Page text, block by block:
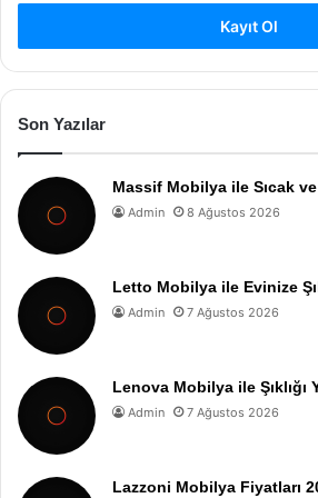
Kayıt Ol
Son Yazılar
Massif Mobilya ile Sıcak ve
Admin 8 Ağustos 2026
Letto Mobilya ile Evinize
Admin 7 Ağustos 2026
Lenova Mobilya ile Şıklığı
Admin 7 Ağustos 2026
Lazzoni Mobilya Fiyatları